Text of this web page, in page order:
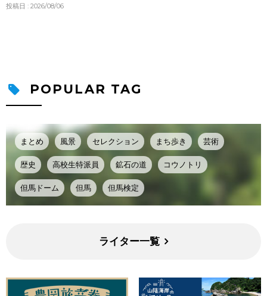
投稿日 : 2026/08/06
POPULAR TAG
まとめ 風景 セレクション まち歩き 芸術
歴史 高校生特派員 鉱石の道 コウノトリ
但馬ドーム 但馬 但馬検定
ライター一覧